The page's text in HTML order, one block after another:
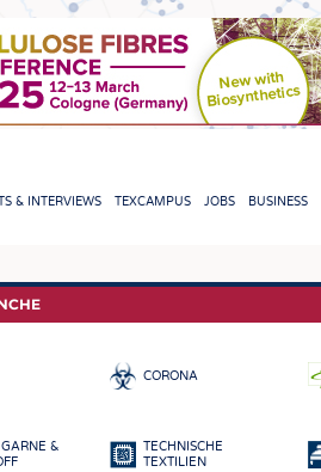
& INTERVIEWS TEXCAMPUS JOBS BUSINESS
TEXTILE LEADERSHIP
CORONA
&
TECHNISCHE
TEXTILIEN